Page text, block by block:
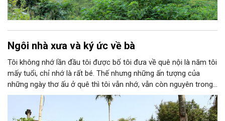
Ngôi nhà xưa và ký ức về bà
Tôi không nhớ lần đầu tôi được bố tôi đưa về quê nội là năm tôi
mấy tuổi, chỉ nhớ là rất bé. Thế nhưng những ấn tượng của
những ngày thơ ấu ở quê thì tôi vẫn nhớ, vẫn còn nguyên trong
ký ức. Tôi nhớ cái cổng nhỏ với hàng rào dâm bụt, nhớ ngôi nhà
mái ngói, khoảng sân rộng với hai cây cau cao vút, căn bếp luôn
thơm nồng khói lửa…; nhớ ông tôi rất nghiêm, bà tôi rất hiền và